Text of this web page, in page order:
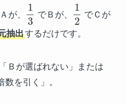
が、
1
3
でＢが、
1
2
でＣが
抽出するだけです。
Ｂが選ばれない」または
数を引く」。